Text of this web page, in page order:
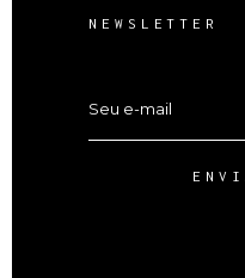
NEWSLETTER